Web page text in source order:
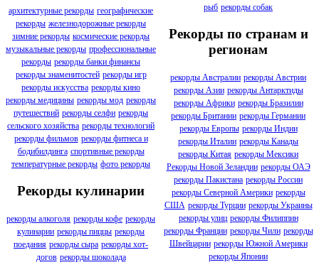
архитектурные рекорды географические
рекорды железнодорожные рекорды
зимние рекорды космические рекорды
музыкальные рекорды профессиональные
рекорды рекорды банки финансы
рекорды знаменитостей рекорды игр
рекорды искусства рекорды кино
рекорды медицины рекорды мод рекорды
путешествий рекорды селфи рекорды
сельского хозяйства рекорды технологий
рекорды фильмов рекорды фитнеса и
бодибилдинга спортивные рекорды
температурные рекорды фото рекорды
Рекорды кулинарии
рекорды алкоголя рекорды кофе рекорды
кулинарии рекорды пиццы рекорды
поедания рекорды сыра рекорды хот-
догов рекорды шоколада
рыб рекорды собак
Рекорды по странам и
регионам
рекорды Австралии рекорды Австрии
рекорды Азии рекорды Антарктиды
рекорды Африки рекорды Бразилии
рекорды Британии рекорды Германии
рекорды Европы рекорды Индии
рекорды Италии рекорды Канады
рекорды Китая рекорды Мексики
Рекорды Новой Зеландии рекорды ОАЭ
рекорды Пакистана рекорды России
рекорды Северной Америки рекорды
США рекорды Турции рекорды Украины
рекорды улиц рекорды Филиппин
рекорды Франции рекорды Чили рекорды
Швейцарии рекорды Южной Америки
рекорды Японии